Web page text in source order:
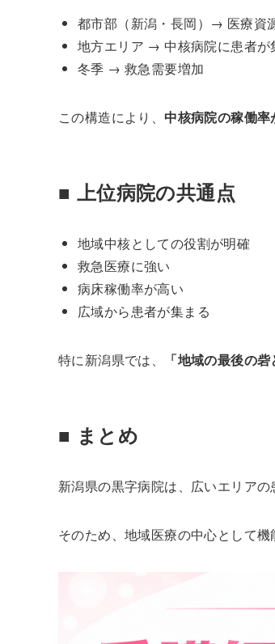
都市部（新潟・長岡）→ 医療資
地方エリア → 中核病院に患者が
冬季 → 救急需要増加
この構造により、 中核病院の稼働
■ 上位病院の共通点
地域中核としての役割が明確
救急医療に強い
病床稼働率が高い
広域から患者が集まる
特に新潟県では、 「地域の最後の
■ まとめ
新潟県の黒字病院は、広いエリアの
そのため、地域医療の中心として